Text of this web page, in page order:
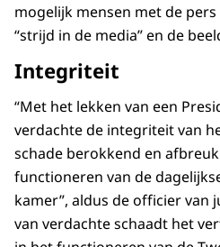
mogelijk mensen met de
“strijd in de media” en de
Integriteit
“Met het lekken van een
verdachte de integriteit van
schade berokkend en
functioneren van de
kamer”, aldus de officier van
van verdachte schaadt het